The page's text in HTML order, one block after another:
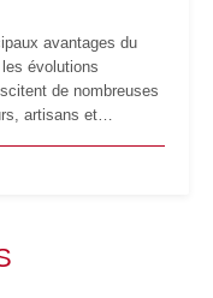
avantages du
évolutions
de nombreuses
artisans et
: les règles